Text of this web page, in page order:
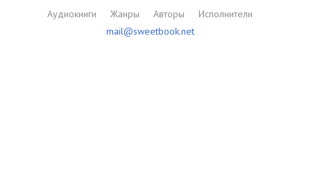
Аудиокниги Жанры Авторы
Исполнители
mail@sweetbook.net